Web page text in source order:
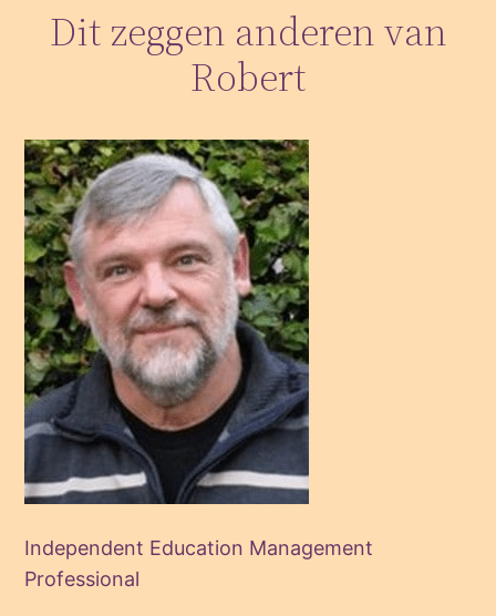
Dit zeggen anderen van
Robert
Independent Education Management
Professional